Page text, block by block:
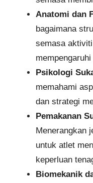
Anatomi dan
bagaimana
semasa
Psikologi
memahami
dan strategi
Pemakanan
Menerangkan
untuk atlet
keperluan
Biomekanik